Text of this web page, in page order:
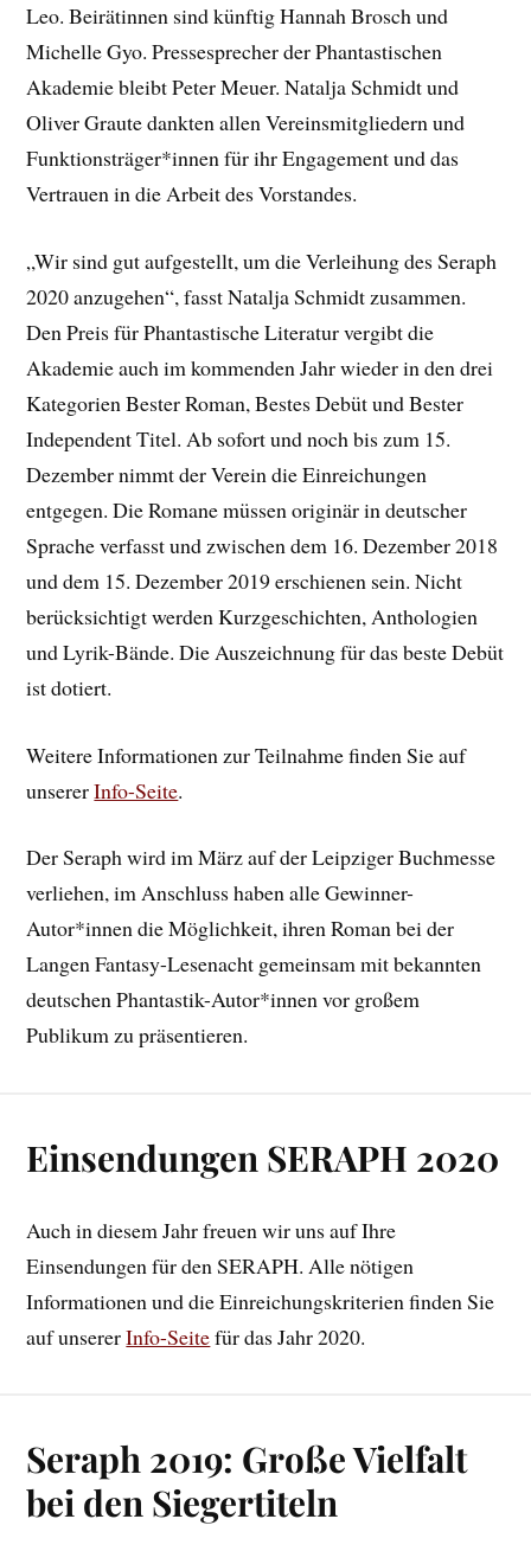
Leo. Beirätinnen sind künftig Hannah Brosch und
Michelle Gyo. Pressesprecher der Phantastischen
Akademie bleibt Peter Meuer. Natalja Schmidt und
Oliver Graute dankten allen Vereinsmitgliedern und
Funktionsträger*innen für ihr Engagement und das
Vertrauen in die Arbeit des Vorstandes.
„Wir sind gut aufgestellt, um die Verleihung des Seraph
2020 anzugehen“, fasst Natalja Schmidt zusammen.
Den Preis für Phantastische Literatur vergibt die
Akademie auch im kommenden Jahr wieder in den drei
Kategorien Bester Roman, Bestes Debüt und Bester
Independent Titel. Ab sofort und noch bis zum 15.
Dezember nimmt der Verein die Einreichungen
entgegen. Die Romane müssen originär in deutscher
Sprache verfasst und zwischen dem 16. Dezember 2018
und dem 15. Dezember 2019 erschienen sein. Nicht
berücksichtigt werden Kurzgeschichten, Anthologien
und Lyrik-Bände. Die Auszeichnung für das beste Debüt
ist dotiert.
Weitere Informationen zur Teilnahme finden Sie auf
unsererInfo-Seite.
Der Seraph wird im März auf der Leipziger Buchmesse
verliehen, im Anschluss haben alle Gewinner-
Autor*innen die Möglichkeit, ihren Roman bei der
Langen Fantasy-Lesenacht gemeinsam mit bekannten
deutschen Phantastik-Autor*innen vor großem
Publikum zu präsentieren.
Einsendungen SERAPH 2020
Auch in diesem Jahr freuen wir uns auf Ihre
Einsendungen für den SERAPH. Alle nötigen
Informationen und die Einreichungskriterien finden Sie
auf unsererInfo-Seitefür das Jahr 2020.
Seraph 2019: Große Vielfalt
bei den Siegertiteln